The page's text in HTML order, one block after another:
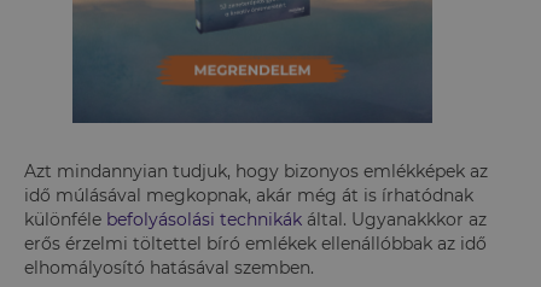
Azt mindannyian tudjuk, hogy bizonyos emlékképek az
idő múlásával megkopnak, akár még át is írhatódnak
különféle befolyásolási technikák által. Ugyanakkkor az
erős érzelmi töltettel bíró emlékek ellenállóbbak az idő
elhomályosító hatásával szemben.